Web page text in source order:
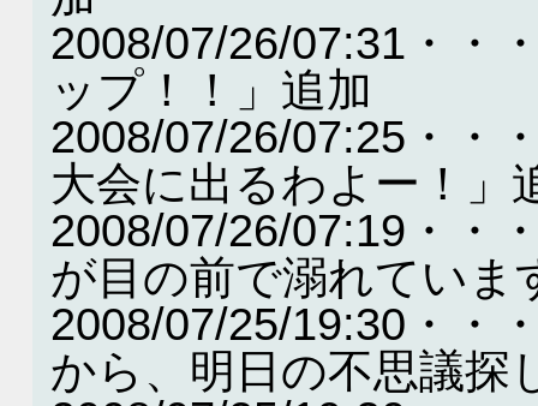
2008/07/26/07:31・・
ップ！！」追加
2008/07/26/07:25・・
大会に出るわよー！」
2008/07/26/07:19・・
が目の前で溺れていま
2008/07/25/19:30・・
から、明日の不思議探